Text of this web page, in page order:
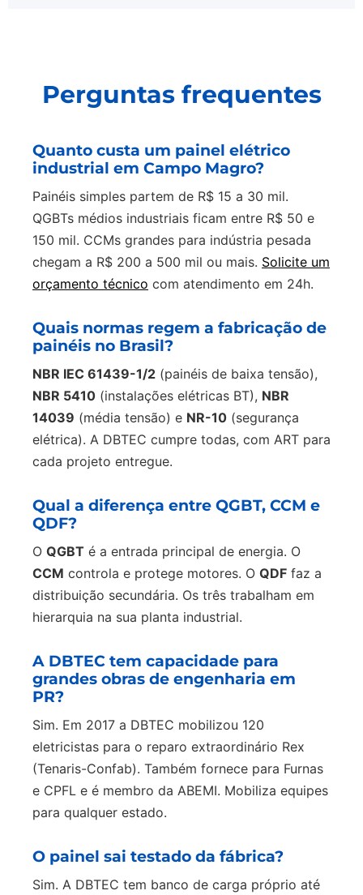
Perguntas frequentes
Quanto custa um painel elétrico
industrial em Campo Magro?
Painéis simples partem de R$ 15 a 30 mil.
QGBTs médios industriais ficam entre R$ 50 e
150 mil. CCMs grandes para indústria pesada
chegam a R$ 200 a 500 mil ou mais. Solicite um
orçamento técnico com atendimento em 24h.
Quais normas regem a fabricação de
painéis no Brasil?
NBR IEC 61439-1/2 (painéis de baixa tensão),
NBR 5410 (instalações elétricas BT), NBR
14039 (média tensão) e NR-10 (segurança
elétrica). A DBTEC cumpre todas, com ART para
cada projeto entregue.
Qual a diferença entre QGBT, CCM e
QDF?
O QGBT é a entrada principal de energia. O
CCM controla e protege motores. O QDF faz a
distribuição secundária. Os três trabalham em
hierarquia na sua planta industrial.
A DBTEC tem capacidade para
grandes obras de engenharia em
PR?
Sim. Em 2017 a DBTEC mobilizou 120
eletricistas para o reparo extraordinário Rex
(Tenaris-Confab). Também fornece para Furnas
e CPFL e é membro da ABEMI. Mobiliza equipes
para qualquer estado.
O painel sai testado da fábrica?
Sim. A DBTEC tem banco de carga próprio até